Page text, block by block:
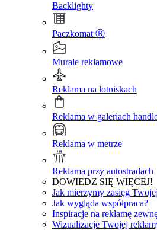
Backlighty
Paczkomat Ⓡ
Murale reklamowe
Reklama na lotniskach
Reklama w galeriach
Reklama w metrze
Reklama przy autostradach
DOWIEDZ SIĘ WIĘCEJ!
Jak mierzymy zasięg
Jak wygląda współpraca?
Inspiracje na reklamę
Wizualizacje Twojej